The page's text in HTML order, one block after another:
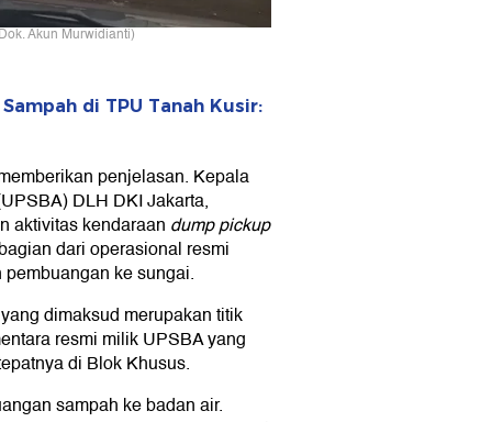
Akun Murwidianti)
di TPU Tanah Kusir:
penjelasan. Kepala
DLH DKI Jakarta,
aktivitas kendaraan dump pickup
dari operasional resmi
ke sungai.
dimaksud merupakan titik
resmi milik UPSBA yang
di Blok Khusus.
sampah ke badan air.